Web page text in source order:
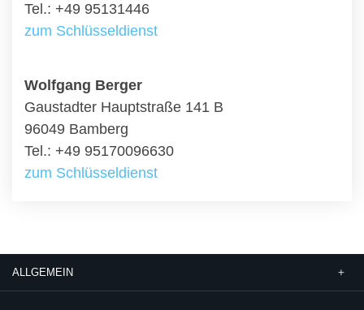
Tel.: +49 95131446
zum Schlüsseldienst
Wolfgang Berger
Gaustadter Hauptstraße 141 B
96049 Bamberg
Tel.: +49 95170096630
zum Schlüsseldienst
ALLGEMEIN